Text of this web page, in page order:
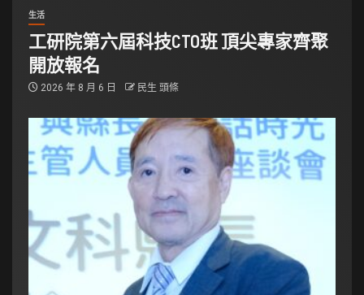
生活
工研院第六屆科技CTO班 頂尖專家齊聚
開放報名
2026 年 8 月 6 日 民生 頭條